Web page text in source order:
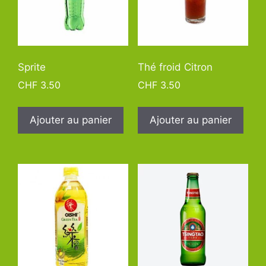
Sprite
CHF 3.50
Ajouter au panier
Thé froid Citron
CHF3.50
Ajouter au panier